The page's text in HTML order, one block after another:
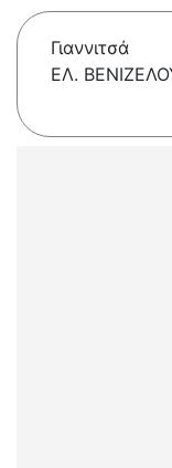
Γιαννιτσά
ΕΛ.